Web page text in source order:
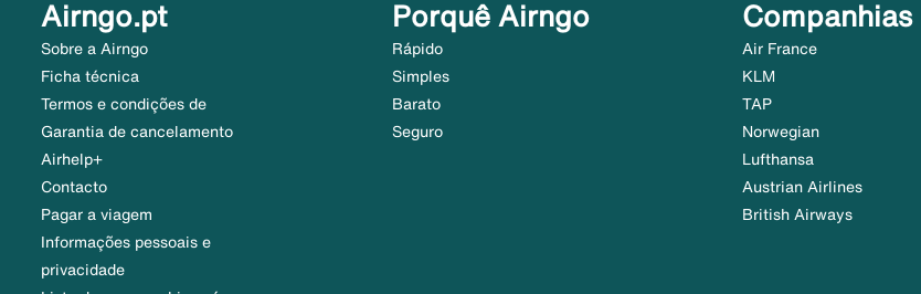
Airngo.pt
Sobre a Airngo
Ficha técnica
Termos e condições de
Garantia de cancelamento
Airhelp+
Contacto
Pagar a viagem
Informações pessoais e
privacidade
Porquê Airngo
Rápido
Simples
Barato
Seguro
Companhias
Air France
KLM
TAP
Norwegian
Lufthansa
Austrian Airlines
British Airways